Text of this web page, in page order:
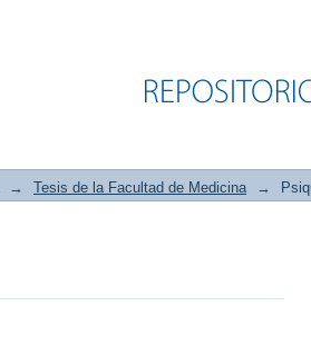
→ Tesis de la Facultad de Medicina →